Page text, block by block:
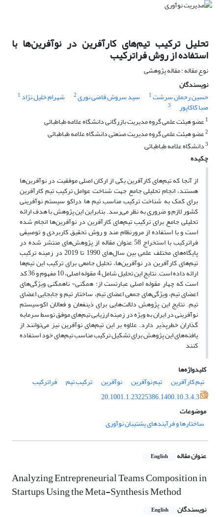
تحلیل ترکیب تیم‌های کارآفرین در نوآفرین‌ها با
استفاده از روش فراترکیب
نوع مقاله : مقاله پژوهشی
نویسندگان
حسین رحمان سرشت1 سید سروش قاضی نوری2 شهرام خلیل نژاد 1
صبا کاکاپور
3
1عضو هیئت علمی گروه مدیریت بازرگانی دانشگاه علامه طباطبائی
2عضو هیئت علمی گروه مدیریت صنعتی دانشگاه علامه طباطبائی
3دانشگاه علامه طباطبائی
چکیده
از آنجا که تیم‌های کارآفرین یکی از ارکان اصلی موفقیت در نوآفرین‌ها
هستند، انجام تحلیلی جامع جهت شناخت عوامل ترکیب تیم کارآفرین
برای کمک به شناخت ترکیب‌ مناسب تیم ها دراکو سیستم نوآفرینی
کشور لازم و ضروری به نظر می‌رسد. بنابراین این پژوهش با هدف ارائه
تحلیلی جامع برای ترکیب تیم‌های کارآفرین در نوآفرین‌ها انجام شده
است و با استفاده از مرورنظام مند و روش تحقیق کاربردی و توصیفی
فراترکیب با استخراج 58 عنوان مقاله از پژوهش‌های منتشر شده در
پایگاه‌های مختلف علمی بین سال‌های 1990 تا 2019 در زمینه ترکیب
تیم‌های کارآفرین در نوآفرین‌ها، تحلیل جامعی برای ترکیب این تیم‌ها
ارائه داده است. نتایج این تحلیل شامل 4 مقوله اصلی، 10 مفهوم و 36 کد
است که چهار مقوله اصلی عبارتست از: همگنی- ناهمگنی ویژگی‌های
اعضای تیم، ویژگی‌های جمعی اعضای تیم، ساختار تیم و جابجایی اعضای
تیم. نتایج این پژوهش دلالت‌هایی برای ذینفعان و فعالان اکوسیستم
نوآفرینی در ایران به ویژه در زمینه ارزیابی تیم‌های موفق توسط سرمایه
گذاران خطرپذیر دارد. علاوه بر این تیم‌های نوآفرین نیز می‌توانند از
یافته‌های این پژوهش برای تشکیل ترکیب مناسب تیم‌های خود استفاده
کنند
کلیدواژه‌ها
تیم کارآفرین
تیم نوآفرین نوآفرین ترکیب تیم
فراترکیب
20.1001.1.23225386.1400.10.3.4.3
موضوعات
ساختارها و فرآیندهای پشتیبان نوآوری
عنوان مقاله English
Analyzing Entrepreneurial Teams Composition in
Startups Using the Meta-Synthesis Method
نویسندگان English